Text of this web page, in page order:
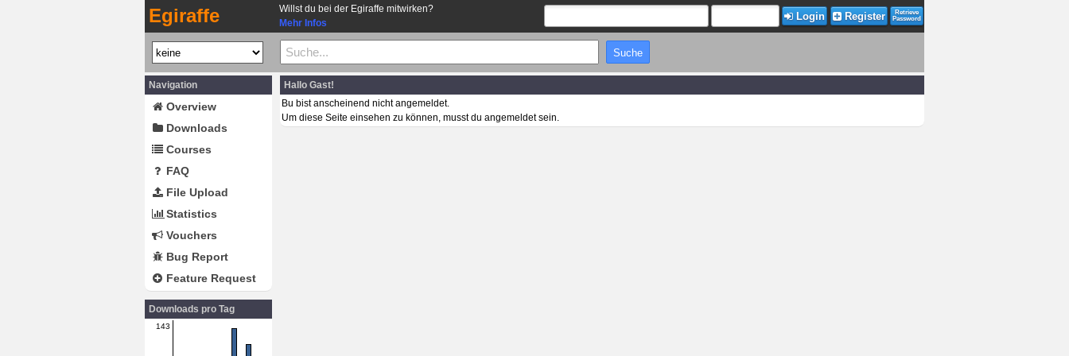
Egiraffe
Willst du bei der Egiraffe mitwirken?
Mehr Infos
Login Register
Retrieve
Password
Navigation
Overview
Downloads
Courses
FAQ
File Upload
Statistics
Vouchers
Bug Report
Feature Request
Downloads pro Tag
143
Hallo Gast!
Bu bist anscheinend nicht angemeldet.
Um diese Seite einsehen zu können, musst du angemeldet sein.